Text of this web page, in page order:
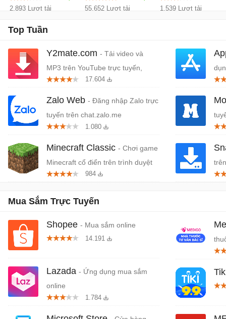
2.893 Lượt tải 55.652 Lượt tải 1.539 Lượt tải
Top Tuần
Y2mate.com - Tải video và
MP3 trên YouTube trực tuyến,
miễn phí
17.604
Zalo Web - Đăng nhập Zalo trực
tuyến trên chat.zalo.me
1.080
Minecraft Classic - Chơi game
Minecraft cổ điển trên trình duyệt
984
Mua Sắm Trực Tuyến
Shopee - Mua sắm online
14.191
Lazada - Ứng dụng mua sắm
online
1.784